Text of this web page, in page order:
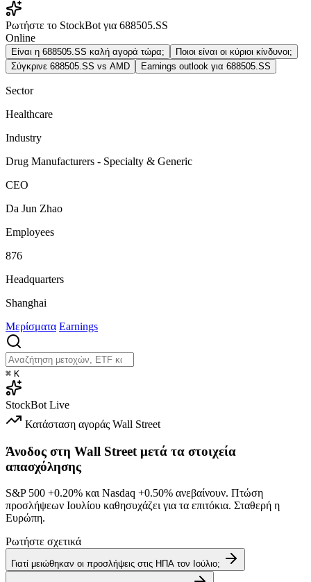
Ρωτήστε το StockBot για 688505.SS
Online
Είναι η 688505.SS καλή αγορά τώρα;
Ποιοι είναι οι κύριοι κίνδυνοι;
Σύγκρινε 688505.SS vs AMD
Earnings outlook για 688505.SS
Sector
Healthcare
Industry
Drug Manufacturers - Specialty & Generic
CEO
Da Jun Zhao
Employees
876
Headquarters
Shanghai
Μερίσματα Earnings
⌘ K
StockBot Live
Κατάσταση αγοράς Wall Street
Άνοδος στη Wall Street μετά τα στοιχεία
απασχόλησης
S&P 500 +0.20% και Nasdaq +0.50% ανεβαίνουν. Πτώση
προσλήψεων Ιουλίου καθησυχάζει για τα επιτόκια. Σταθερή η
Ευρώπη.
Ρωτήστε σχετικά
Γιατί μειώθηκαν οι προσλήψεις στις ΗΠΑ τον Ιούλιο;